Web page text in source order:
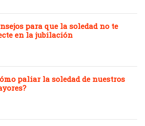
para que la soledad no te
en la jubilación
paliar la soledad de nuestros